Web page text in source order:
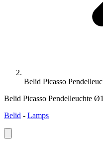
Belid Picasso
Belid Picasso Pendelleuchte
Belid - Lamps